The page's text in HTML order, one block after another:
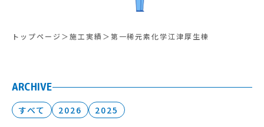
トップページ 施工実績 第一稀元素化学江津厚生棟
ARCHIVE
すべて 2026 2025